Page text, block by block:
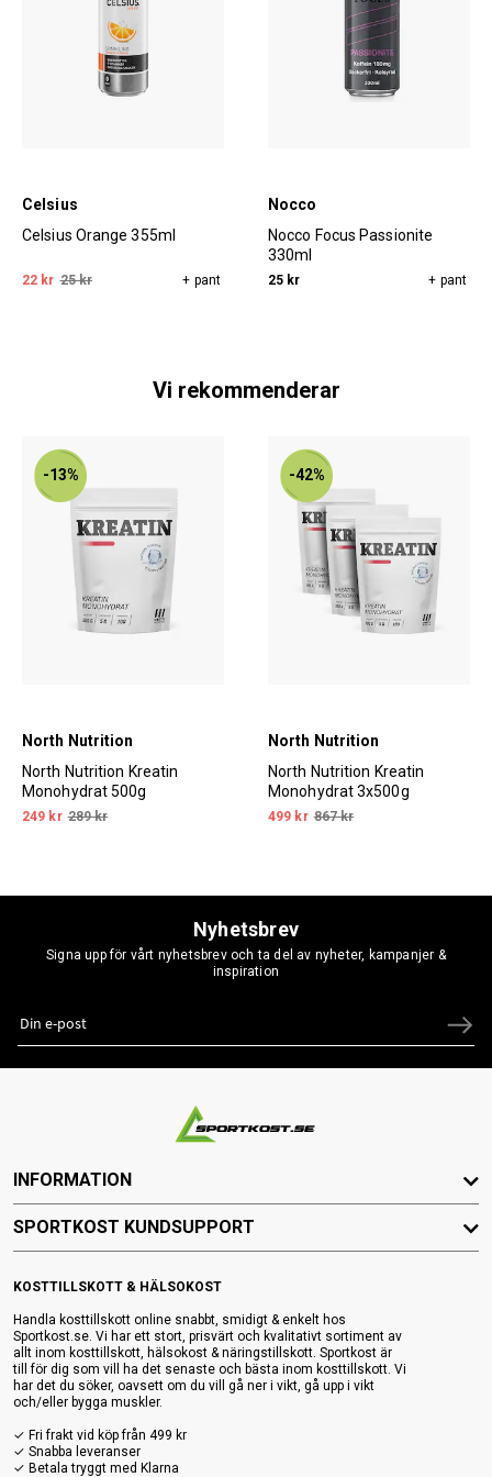
Celsius
Celsius Orange 355ml
22 kr 25 kr + pant
Nocco
Nocco Focus Passionite
330ml
25 kr + pant
Vi rekommenderar
-13%
North Nutrition
North Nutrition Kreatin
Monohydrat 500g
249 kr 289 kr
-42%
North Nutrition
North Nutrition Kreatin
Monohydrat 3x500g
499 kr 867 kr
Nyhetsbrev
Signa upp för vårt nyhetsbrev och ta del av nyheter, kampanjer &
inspiration
KOSTTILLSKOTT & HÄLSOKOST
Handla kosttillskott online snabbt, smidigt & enkelt hos
Sportkost.se. Vi har ett stort, prisvärt och kvalitativt sortiment av
allt inom kosttillskott, hälsokost & näringstillskott. Sportkost är
till för dig som vill ha det senaste och bästa inom kosttillskott. Vi
har det du söker, oavsett om du vill gå ner i vikt, gå upp i vikt
och/eller bygga muskler.
✓ Fri frakt vid köp från 499 kr
✓ Snabba leveranser
✓ Betala tryggt med Klarna
INFORMATION
SPORTKOST KUNDSUPPORT